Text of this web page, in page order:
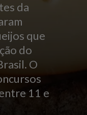
da
que
do
O
11 e